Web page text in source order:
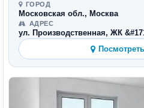
ГОРОД
Московская обл., Москва
АДРЕС
ул. Производственная, ЖК